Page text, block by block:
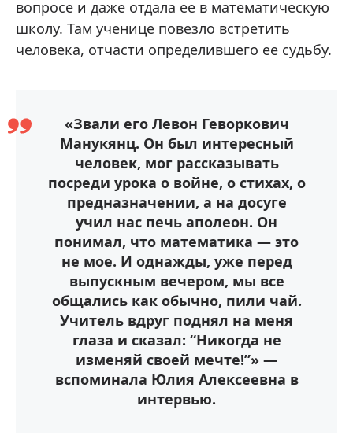
вопросе и даже отдала ее в математическую
школу. Там ученице повезло встретить
человека, отчасти определившего ее судьбу.
«Звали его Левон Геворкович
Манукянц. Он был интересный
человек, мог рассказывать
посреди урока о войне, о стихах, о
предназначении, а на досуге
учил нас печь аполеон. Он
понимал, что математика — это
не мое. И однажды, уже перед
выпускным вечером, мы все
общались как обычно, пили чай.
Учитель вдруг поднял на меня
глаза и сказал: “Никогда не
изменяй своей мечте!”» —
вспоминала Юлия Алексеевна в
интервью.